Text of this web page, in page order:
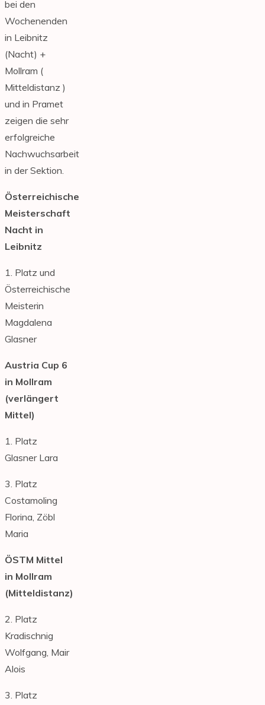
bei den
Wochenenden
in Leibnitz
(Nacht) +
Mollram (
Mitteldistanz )
und in Pramet
zeigen die sehr
erfolgreiche
Nachwuchsarbeit
in der Sektion.
Österreichische
Meisterschaft
Nacht in
Leibnitz
1. Platz und
Österreichische
Meisterin
Magdalena
Glasner
Austria Cup 6
in Mollram
(verlängert
Mittel)
1. Platz
Glasner Lara
3. Platz
Costamoling
Florina, Zöbl
Maria
ÖSTM Mittel
in Mollram
(Mitteldistanz)
2. Platz
Kradischnig
Wolfgang, Mair
Alois
3. Platz